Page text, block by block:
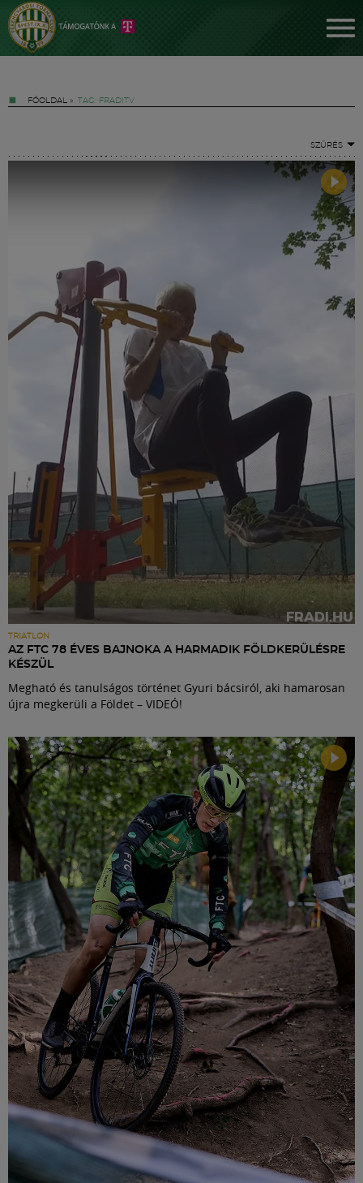
FŐOLDAL » TAG: FRADITV
SZŰRÉS
TRIATLON
AZ FTC 78 ÉVES BAJNOKA A HARMADIK FÖLDKERÜLÉSRE
KÉSZÜL
Megható és tanulságos történet Gyuri bácsiról, aki hamarosan
újra megkerüli a Földet – VIDEÓ!
FM YouTube +
Hírek
Labdarúgás
Szakosztályok
Meccscenter
Klub
Szolgáltatások
Shop
English